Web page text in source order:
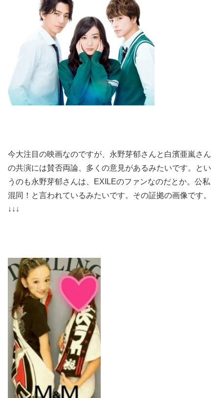
今大注目の映画なのですが、永野芽郁さんと白濱亜嵐さん
の共演には賛否両論、多くの意見があるみたいです。とい
うのも永野芽郁さんは、EXILEのファンなのだとか。公私
混同！と言われているみたいです。その証拠の画像です。
↓↓↓